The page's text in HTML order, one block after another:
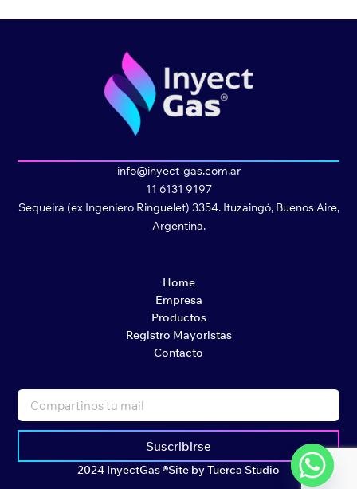
info@inyect-gas.com.ar
11 6131 9197
Sequeira (ex Ingeniero Ringuelet) 3354. Ituzaingó, Buenos Aire,
Argentina.
Home
Empresa
Productos
Registro Mayoristas
Contacto
Suscribirse
2024 InyectGas ®Site by Tuerca Studio